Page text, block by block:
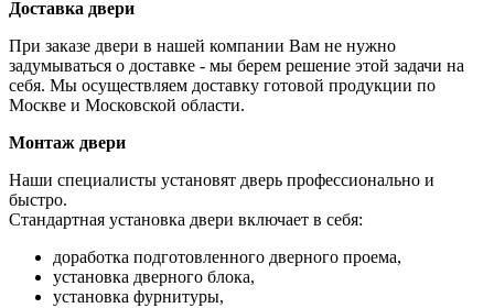
Доставка двери
При заказе двери в нашей компании Вам не нужно
задумываться о доставке - мы берем решение этой задачи на
себя. Мы осуществляем доставку готовой продукции по
Москве и Московской области.
Монтаж двери
Наши специалисты установят дверь профессионально и
быстро.
Стандартная установка двери включает в себя:
доработка подготовленного дверного проема,
установка дверного блока,
установка фурнитуры,